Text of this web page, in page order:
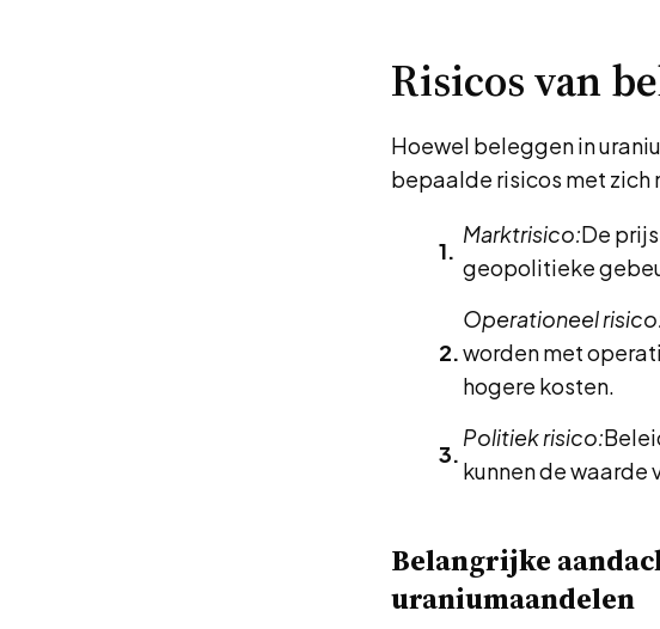
Risicos van
Hoewel beleggen in
bepaalde risicos met zich
Marktrisico:De
geopolitieke
Operationeel
worden met
hogere kosten.
Politiek risico:
kunnen de waarde
Belangrijke
uraniumaandelen